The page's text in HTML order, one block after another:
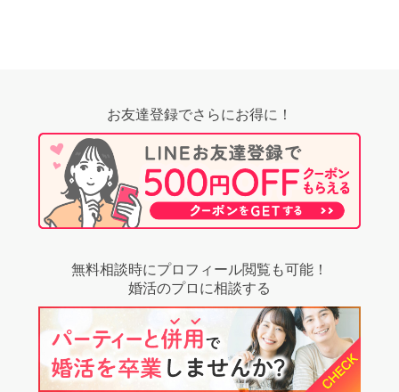
お友達登録でさらにお得に！
無料相談時にプロフィール閲覧も可能！
婚活のプロに相談する